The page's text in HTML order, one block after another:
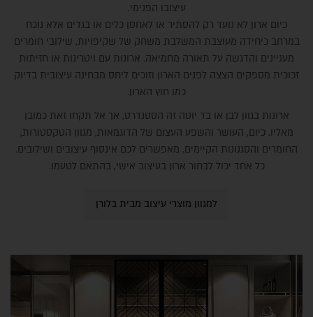
עיצובו הפנימי.
כיום ארון לא נועד רק להסתיר או לאחסן כלים או בגדים אלא נוכח
במרחב כיחידה מעוצבת המשלבת משחק של שקיפויות, שילובי חומרים
מעניינים והדגשה על תאורה מחמיאה. ארונות עם ויטרינות או חזיתות
זכוכית מספקים הצצה לפנים הארון וזוכים ליחס מבחינה עיצובית בדיוק
כמו חוץ הארון.
ארונות בגוון לבן או בד יוטה זה הסטנדרט, אך אל תקחו זאת כמובן
מאליו. כיום, העושר והשפע העצום של הדוגמאות, מגוון הטקסטורות,
החומרים והסגנונות הקיימים, מאפשרים לכם אינסוף עיצובים ושילובים.
כל אחד יכול לבחור ארון בעיצוב אישי, בהתאם לטעמו.
למגוון מוצרי עיצוב מבית בלורן